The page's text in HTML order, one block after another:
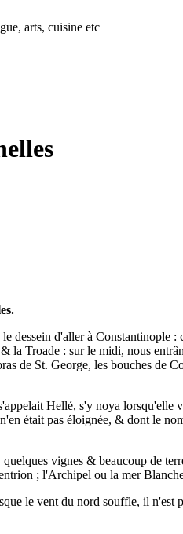
arts, cuisine etc
d'aller à Constantinople :
Troade : sur le midi, nous
de St. George, les bouches de
Hellé, s'y noya lorsqu'elle
était pas éloignée, & dont le
vignes & beaucoup de
; l'Archipel ou la mer
le vent du nord souffle, il n'est